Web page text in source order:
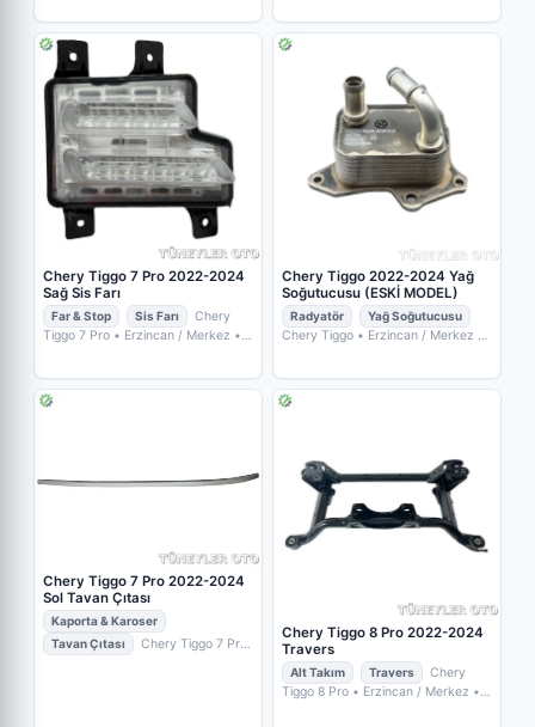
Chery Tiggo 7 Pro 2022-2024
Sağ Sis Farı
Far & Stop Sis Farı
Chery
Tiggo 7 Pro • Erzincan / Merkez •
Chery Tiggo 2022-2024 Yağ
Soğutucusu (ESKİ MODEL)
Radyatör Yağ Soğutucusu
Chery Tiggo • Erzincan / Merkez •
Chery Tiggo 7 Pro 2022-2024
Sol Tavan Çıtası
Kaporta & Karoser
Tavan Çıtası
Chery Tiggo 7 Pro
Chery Tiggo 8 Pro 2022-2024
Travers
Alt Takım Travers
Chery
Tiggo 8 Pro • Erzincan / Merkez •